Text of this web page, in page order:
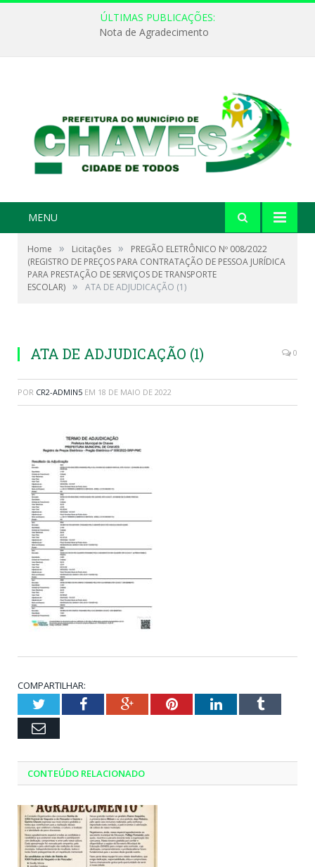
ÚLTIMAS PUBLICAÇÕES:
Nota de Agradecimento
MENU
Home » Licitações »
PREGÃO ELETRÔNICO Nº 008/2022
(REGISTRO DE PREÇOS PARA CONTRATAÇÃO DE PESSOA JURÍDICA
PARA PRESTAÇÃO DE SERVIÇOS DE TRANSPORTE
ESCOLAR) » ATA DE ADJUDICAÇÃO (1)
ATA DE ADJUDICAÇÃO (1) 0
POR CR2-ADMIN5 EM 18 DE MAIO DE 2022
COMPARTILHAR:
TwitterFacebookGoogle+PinterestLinkedInTumblr
Email
CONTEÚDO RELACIONADO